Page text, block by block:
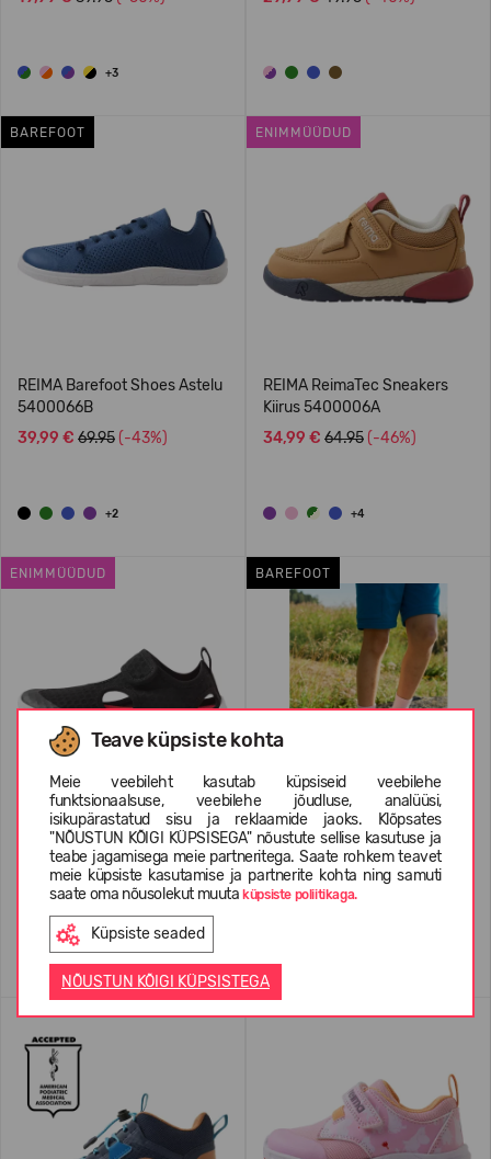
Teave küpsiste kohta
Meie veebileht kasutab küpsiseid veebilehe
funktsionaalsuse, veebilehe jõudluse, analüüsi,
isikupärastatud sisu ja reklaamide jaoks. Klõpsates
"NÕUSTUN KÕIGI KÜPSISEGA" nõustute sellise kasutuse ja
teabe jagamisega meie partneritega. Saate rohkem teavet
meie küpsiste kasutamise ja partnerite kohta ning samuti
saate oma nõusolekut muutaküpsiste poliitikaga.
Küpsiste seaded
NÕUSTUN KÕIGI KÜPSISTEGA
+3
BAREFOOT
REIMA Barefoot Shoes Astelu
5400066B
39,99 € 69.95 (-43%)
+2
ENIMMÜÜDUD
REIMA ReimaTec Sneakers
Kiirus 5400006A
34,99 € 64.95 (-46%)
+4
ENIMMÜÜDUD
REIMA Barefoot Sandals
Rantaan 5400067C
34,99 €54.95(-36%)
+2
BAREFOOT
REIMA Barefoot Shoes Astelu
39,99 € 69.95 (-43%)